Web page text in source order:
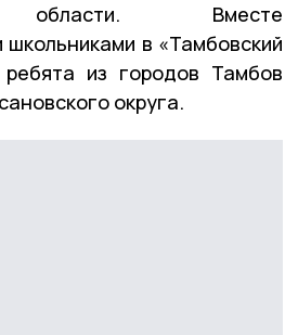
области. Вместе
школьниками в «Тамбовский
ребята из городов Тамбов
округа.